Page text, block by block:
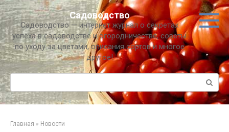
Перейти
к
контенту
Садоводство
Садоводство — интернет журнал о секретах
успеха в садоводстве и огородничестве, советы
по уходу за цветами, описания сортов и многое
другое!
Поиск:
Главная » Новости